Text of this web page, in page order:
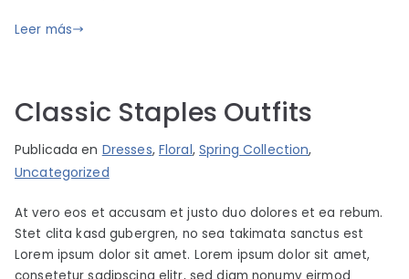
re
n
i
o
1
,
2
Leer más
Classic Staples Outfits
P
o
i
m
b
P
u
l
i
c
Publicada en Dresses, Floral,Spring Collection,
Uncategorized
At vero eos et accusam et justo duo dolores et ea rebum.
Stet clita kasd gubergren, no sea takimata sanctus est
Lorem ipsum dolor sit amet. Lorem ipsum dolor sit amet,
consetetur sadipscing elitr, sed diam nonumy eirmod